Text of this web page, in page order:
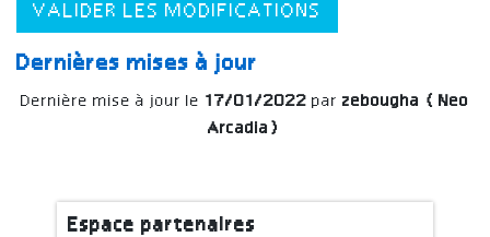
VALIDER LES MODIFICATIONS
Dernières mises à jour
Dernière mise à jour le 17/01/2022 par zebougha (Neo
Arcadia)
Espace partenaires